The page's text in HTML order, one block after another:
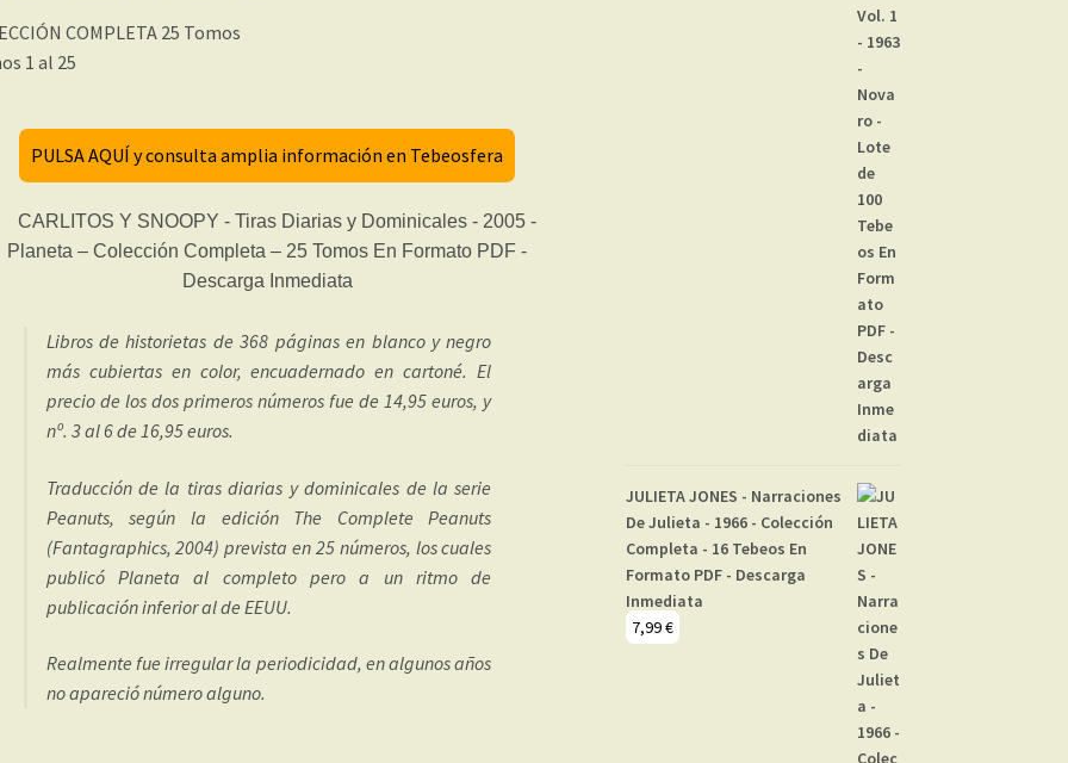
COMPLETA 25 Tomos
1 al 25
PULSA AQUÍ y consulta amplia información en Tebeosfera
Libros de historietas de 368 páginas en blanco y negro
más cubiertas en color, encuadernado en cartoné. El
precio de los dos primeros números fue de 14,95 euros, y
nº. 3 al 6 de 16,95 euros.
Traducción de la tiras diarias y dominicales de la serie
Peanuts, según la edición The Complete Peanuts
(Fantagraphics, 2004) prevista en 25 números, los cuales
publicó Planeta al completo pero a un ritmo de
publicación inferior al de EEUU.
Realmente fue irregular la periodicidad, en algunos años
no apareció número alguno.
JULIETA JONES - Narraciones
De Julieta - 1966 - Colección
Completa - 16 Tebeos En
Formato PDF - Descarga
Inmediata
7,99€